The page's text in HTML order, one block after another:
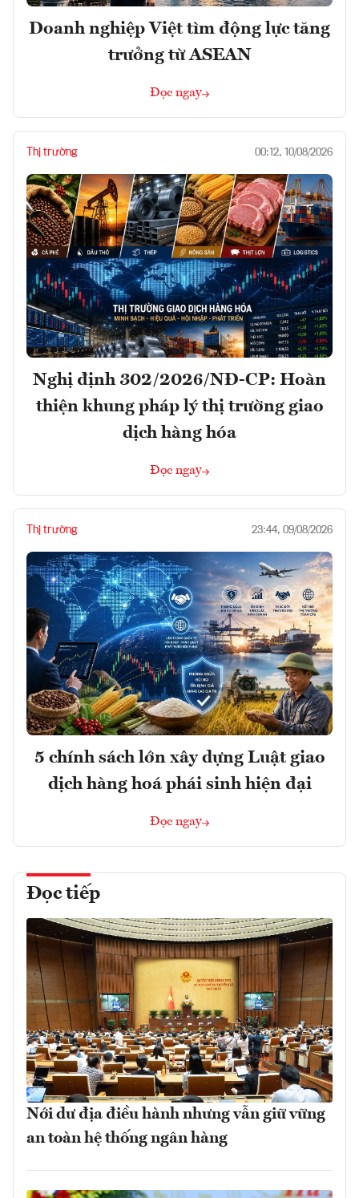
Doanh nghiệp Việt tìm động lực tăng
trưởng từ ASEAN
Đọc ngay
Thị trường 00:12, 10/08/2026
Nghị định 302/2026/NĐ-CP: Hoàn
thiện khung pháp lý thị trường giao
dịch hàng hóa
Đọc ngay
Thị trường 23:44, 09/08/2026
5 chính sách lớn xây dựng Luật giao
dịch hàng hoá phái sinh hiện đại
Đọc ngay
Đọc tiếp
Nới dư địa điều hành nhưng vẫn giữ vững
an toàn hệ thống ngân hàng